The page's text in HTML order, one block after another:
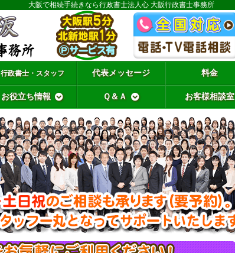
大阪で相続手続きなら行政書士法人心 大阪行政書士事務所
行政書士・スタッフ 代表メッセージ 料金
お役立ち情報 Ｑ＆Ａ お客様相談室